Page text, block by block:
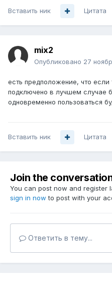
Вставить ник Цитата
mix2
Опубликовано 27
есть предположение, что
подключено в лучшем случае
одновременно пользоваться
Вставить ник Цитата
Join the
You can post now and register
sign in now to post with your
Ответить в тему...